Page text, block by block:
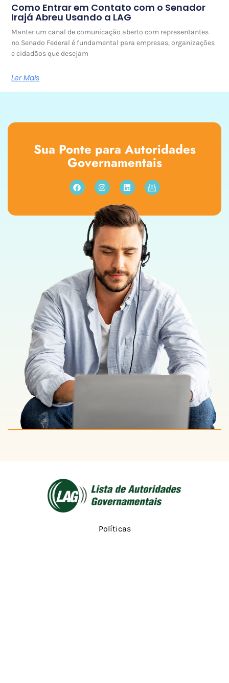
Como Entrar em Contato com o Senador
Irajá Abreu Usando a LAG
Manter um canal de comunicação aberto com representantes
no Senado Federal é fundamental para empresas, organizações
e cidadãos que desejam
Ler Mais
Sua Ponte para Autoridades
Governamentais
Políticas